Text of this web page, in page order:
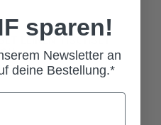
LEINEN TISCHSET
CHF*
sparen!
Newsletter an
deine Bestellung.*